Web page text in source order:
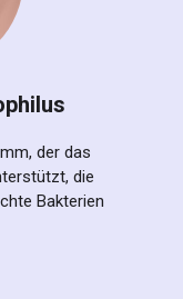
der das
die
Bakterien